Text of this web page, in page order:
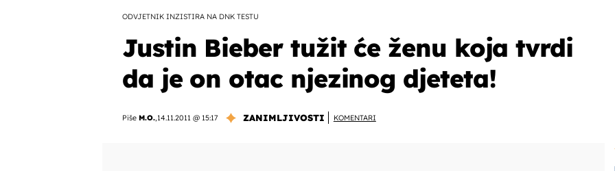
ODVJETNIK INZISTIRA NA DNK TESTU
Justin Bieber tužit će ženu koja tvrdi
da je on otac njezinog djeteta!
Piše M.O.,14.11.2011 @ 15:17 ZANIMLJIVOSTI KOMENTARI